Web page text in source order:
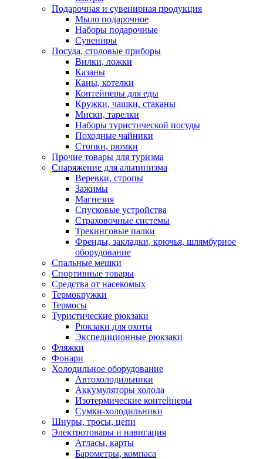
Подарочная и сувенирная продукция
Мыло подарочное
Наборы подарочные
Сувениры
Посуда, столовые приборы
Вилки, ложки
Казаны
Каны, котелки
Контейнеры для еды
Кружки, чашки, стаканы
Миски, тарелки
Наборы туристической посуды
Походные чайники
Стопки, рюмки
Прочие товары для туризма
Снаряжение для альпинизма
Веревки, стропы
Зажимы
Магнезия
Спусковые устройства
Страховочные системы
Трекинговые палки
Френды, закладки, крючья, шлямбурное
оборудование
Спальные мешки
Спортивные товары
Средства от насекомых
Термокружки
Термосы
Туристические рюкзаки
Рюкзаки для охоты
Экспедиционные рюкзаки
Фляжки
Фонари
Холодильное оборудование
Автохолодильники
Аккумуляторы холода
Изотермические контейнеры
Сумки-холодильники
Шнуры, тросы, цепи
Электротовары и навигация
Атласы, карты
Барометры, компаса